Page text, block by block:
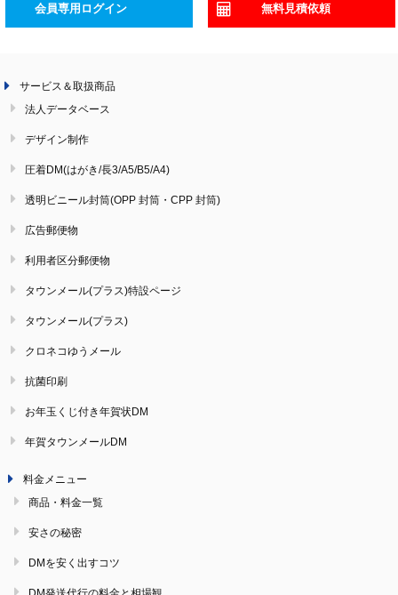
会員専用ログイン 無料見積依頼
サービス＆取扱商品
法人データベース
デザイン制作
圧着DM(はがき/長3/A5/B5/A4)
透明ビニール封筒(OPP 封筒・CPP 封筒)
広告郵便物
利用者区分郵便物
タウンメール(プラス)特設ページ
タウンメール(プラス)
クロネコゆうメール
抗菌印刷
お年玉くじ付き年賀状DM
年賀タウンメールDM
料金メニュー
商品・料金一覧
安さの秘密
DMを安く出すコツ